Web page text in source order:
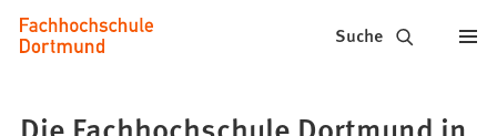
Inhalt anspringen
Fachhochschule
Dortmund
Suche